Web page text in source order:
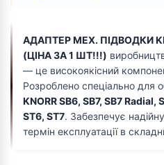
АДАПТЕР МЕХ. ПІДВОДКИ
(ЦІНА ЗА 1 ШТ!!!)
— це високоякісний
Розроблено спеціально для
KNORR SB6, SB7, SB7 Radial,
ST6, ST7. Забезпечує
термін експлуатації в